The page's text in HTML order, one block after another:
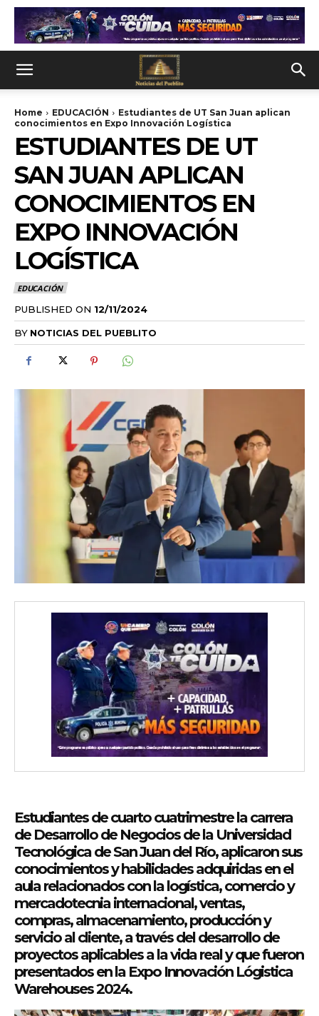
Home EDUCACIÓN
Estudiantes de UT San Juan aplican
conocimientos en Expo Innovación Logística
ESTUDIANTES DE UT
SAN JUAN APLICAN
CONOCIMIENTOS EN
EXPO INNOVACIÓN
LOGÍSTICA
EDUCACIÓN
PUBLISHED ON 12/11/2024
BY NOTICIAS DEL PUEBLITO
Estudiantes de cuarto cuatrimestre la carrera
de Desarrollo de Negocios de la Universidad
Tecnológica de San Juan del Río, aplicaron sus
conocimientos y habilidades adquiridas en el
aula relacionados con la logística, comercio y
mercadotecnia internacional, ventas,
compras, almacenamiento, producción y
servicio al cliente, a través del desarrollo de
proyectos aplicables a la vida real y que fueron
presentados en la Expo Innovación Lógistica
Warehouses 2024.